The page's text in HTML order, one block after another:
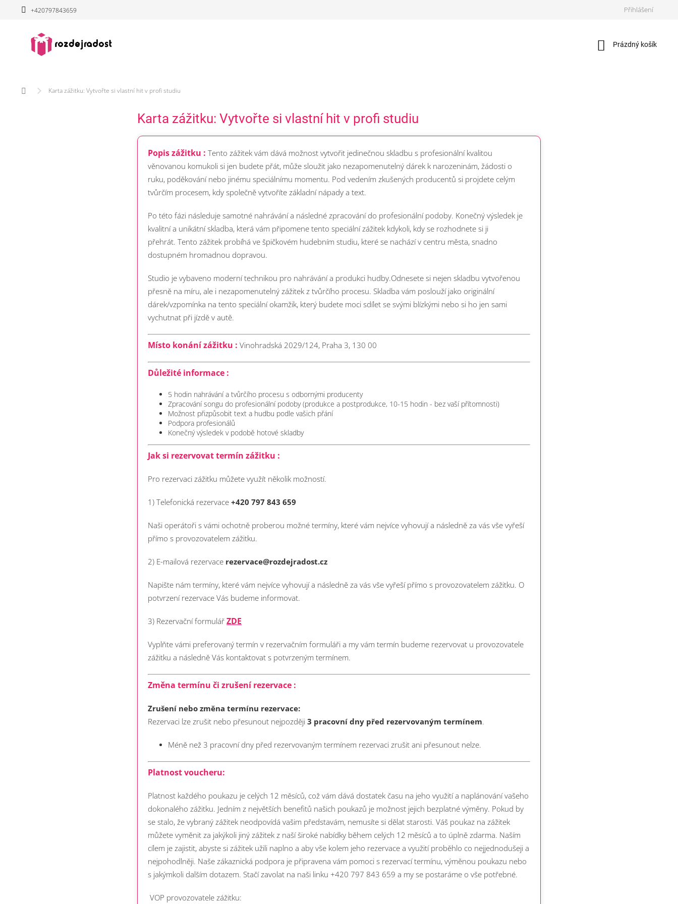
+420797843659 Přihlášení
Nákupní
Prázdný košík
Domů Karta zážitku: Vytvořte si vlastní hit v profi studiu
Karta zážitku: Vytvořte si vlastní hit v profi studiu
Popis zážitku : Tento zážitek vám dává možnost vytvořit jedinečnou skladbu s profesionální kvalitou
věnovanou komukoli si jen budete přát, může sloužit jako nezapomenutelný dárek k narozeninám, žádosti o
ruku, poděkování nebo jinému speciálnímu momentu. Pod vedením zkušených producentů si projdete celým
tvůrčím procesem, kdy společně vytvoříte základní nápady a text.
Po této fázi následuje samotné nahrávání a následné zpracování do profesionální podoby. Konečný výsledek je
kvalitní a unikátní skladba, která vám připomene tento speciální zážitek kdykoli, kdy se rozhodnete si ji
přehrát. Tento zážitek probíhá ve špičkovém hudebním studiu, které se nachází v centru města, snadno
dostupném hromadnou dopravou.
Studio je vybaveno moderní technikou pro nahrávání a produkci hudby.Odnesete si nejen skladbu vytvořenou
přesně na míru, ale i nezapomenutelný zážitek z tvůrčího procesu. Skladba vám poslouží jako originální
dárek/vzpomínka na tento speciální okamžik, který budete moci sdílet se svými blízkými nebo si ho jen sami
vychutnat při jízdě v autě.
Místo konání zážitku : Vinohradská 2029/124, Praha 3, 130 00
Důležité informace :
5 hodin nahrávání a tvůrčího procesu s odbornými producenty
Zpracování songu do profesionální podoby (produkce a postprodukce, 10-15 hodin - bez vaší přítomnosti)
Možnost přizpůsobit text a hudbu podle vašich přání
Podpora profesionálů
Konečný výsledek v podobě hotové skladby
Jak si rezervovat termín zážitku :
Pro rezervaci zážitku můžete využít několik možností.
1) Telefonická rezervace +420 797 843 659
Naši operátoři s vámi ochotně proberou možné termíny, které vám nejvíce vyhovují a následně za vás vše vyřeší
přímo s provozovatelem zážitku.
2) E-mailová rezervace rezervace@rozdejradost.cz
Napište nám termíny, které vám nejvíce vyhovují a následně za vás vše vyřeší přímo s provozovatelem zážitku. O
potvrzení rezervace Vás budeme informovat.
3) Rezervační formulář ZDE
Vyplňte vámi preferovaný termín v rezervačním formuláři a my vám termín budeme rezervovat u provozovatele
zážitku a následně Vás kontaktovat s potvrzeným termínem.
Změna termínu či zrušení rezervace :
Zrušení nebo změna termínu rezervace:
Rezervaci lze zrušit nebo přesunout nejpozději 3 pracovní dny před rezervovaným termínem.
Méně než 3 pracovní dny před rezervovaným termínem rezervaci zrušit ani přesunout nelze.
Platnost voucheru:
Platnost každého poukazu je celých 12 měsíců, což vám dává dostatek času na jeho využití a naplánování vašeho
dokonalého zážitku. Jedním z největších benefitů našich poukazů je možnost jejich bezplatné výměny. Pokud by
se stalo, že vybraný zážitek neodpovídá vašim představám, nemusíte si dělat starosti. Váš poukaz na zážitek
můžete vyměnit za jakýkoli jiný zážitek z naší široké nabídky během celých 12 měsíců a to úplně zdarma. Naším
cílem je zajistit, abyste si zážitek užili naplno a aby vše kolem jeho rezervace a využití proběhlo co nejjednodušeji a
nejpohodlněji. Naše zákaznická podpora je připravena vám pomoci s rezervací termínu, výměnou poukazu nebo
s jakýmkoli dalším dotazem. Stačí zavolat na naši linku +420 797 843 659 a my se postaráme o vše potřebné.
VOP provozovatele zážitku: